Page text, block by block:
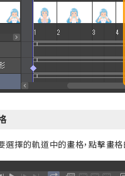
擇的軌道中的畫格，點擊畫格